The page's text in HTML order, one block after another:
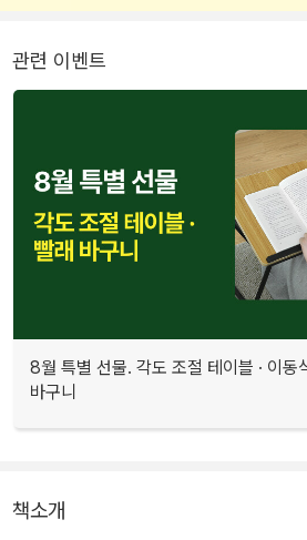
관련 이벤트
8월 특별 선물. 각도 조절 테이블 · 이동
바구니
책소개